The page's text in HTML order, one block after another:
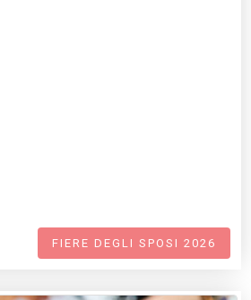
FIERE DEGLI SPOSI 2026